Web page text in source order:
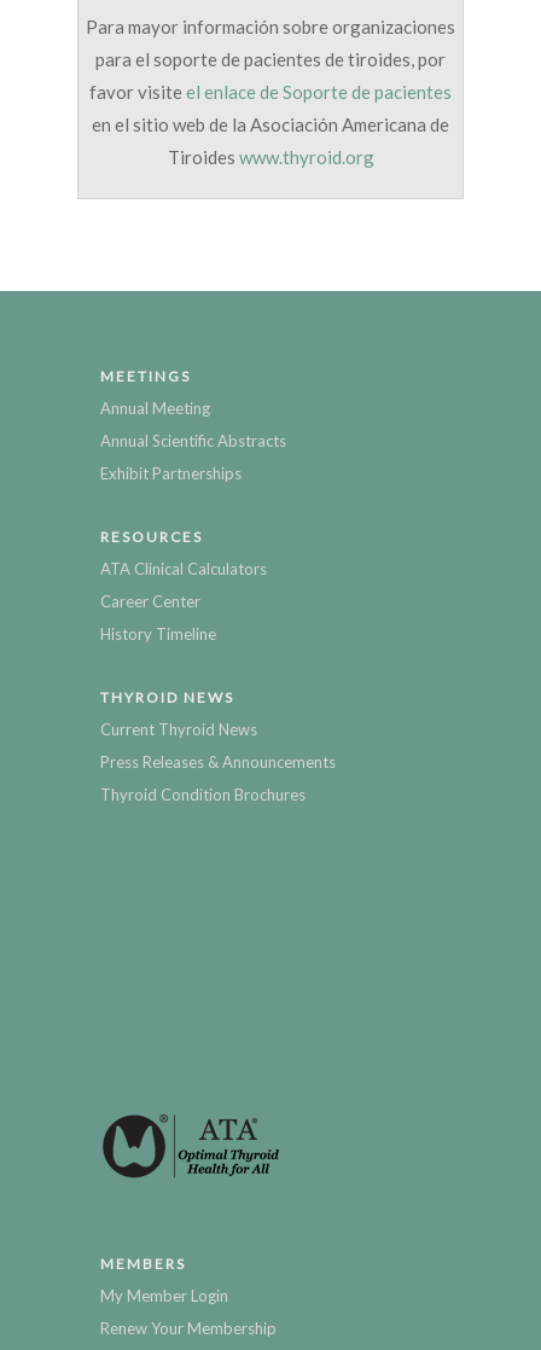
Para mayor información sobre organizaciones
para el soporte de pacientes de tiroides, por
favor visiteel enlace de Soporte de pacientes
en el sitio web de la Asociación Americana de
Tiroides www.thyroid.org
MEETINGS
Annual Meeting
Annual Scientific Abstracts
Exhibit Partnerships
RESOURCES
ATA Clinical Calculators
Career Center
History Timeline
THYROID NEWS
Current Thyroid News
Press Releases & Announcements
Thyroid Condition Brochures
MEMBERS
My Member Login
Renew Your Membership